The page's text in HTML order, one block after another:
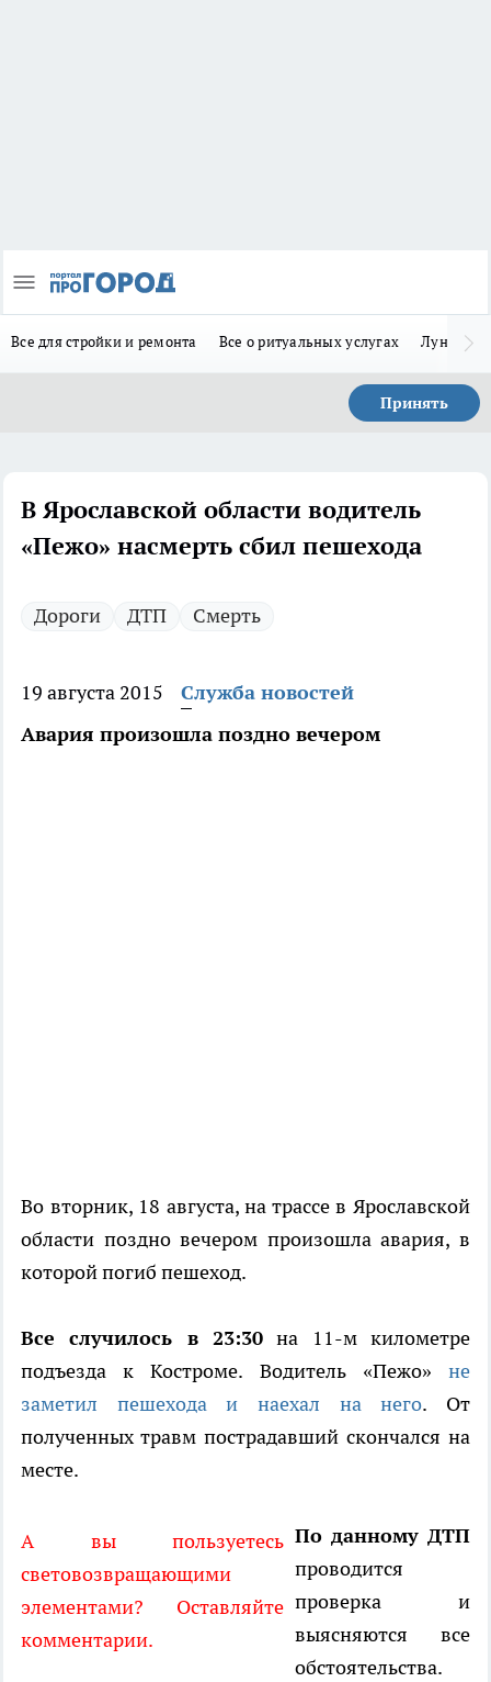
Все для стройки и ремонта Все о ритуальных услугах Лунно-
Принять
В Ярославской области водитель
«Пежо» насмерть сбил пешехода
Дороги ДТП Смерть
19 августа 2015
Служба новостей
Авария произошла поздно вечером
Во вторник, 18 августа, на трассе в Ярославской
области поздно вечером произошла авария, в
которой погиб пешеход.
Все случилось в 23:30 на 11-м километре
подъезда к Костроме. Водитель «Пежо» не
заметил пешехода и наехал на него. От
полученных травм пострадавший скончался на
месте.
А вы пользуетесь
световозвращающими
элементами? Оставляйте
комментарии.
По данному ДТП
проводится
проверка и
выясняются все
обстоятельства.